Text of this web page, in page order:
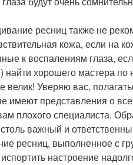
ресниц также не
кожа, если на
к воспалениям глаза,
хорошего мастера
велик! Уверяю вас,
имеют представления о
плохого специалиста.
важный и
ресниц, выполненное с
настроение